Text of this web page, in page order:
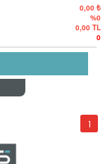
0,00 ₺
%0
0,00 TL
0
1